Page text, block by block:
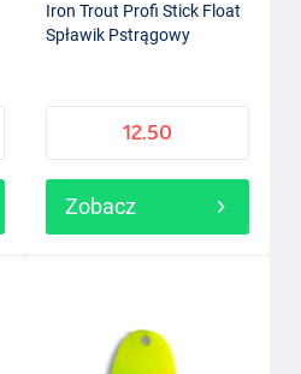
Iron Trout Profi Stick Float
Spławik Pstrągowy
12.50
Zobacz